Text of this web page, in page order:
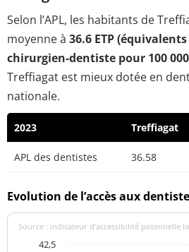
Selon l’APL, les habitants de
moyenne à 36.6 ETP
chirurgien-dentiste pour 100
Treffiagat est mieux dotée en
nationale.
2023 Treffiagat
APL des dentistes 36.58
Evolution de l’accès aux
Source : indicateur d’accessibilité potentielle
42,5